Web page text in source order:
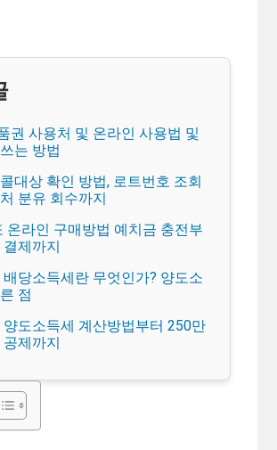
권 사용처 및 온라인 사용법 및
는 방법
대상 확인 방법, 로트번호 조회
분유 회수까지
온라인 구매방법 예치금 충전부
제까지
배당소득세란 무엇인가? 양도소
점
양도소득세 계산방법부터 250만
제까지